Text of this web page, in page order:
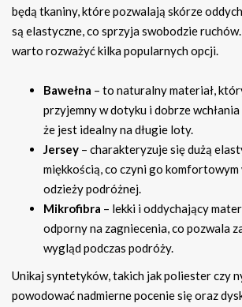
będą tkaniny, które pozwalają skórze
są elastyczne, co sprzyja swobodzie
warto rozważyć kilka popularnych opcji.
Bawełna – to naturalny materiał,
przyjemny w dotyku i dobrze
że jest idealny na długie loty.
Jersey – charakteryzuje się dużą
miękkością, co czyni go komfortowym
odzieży podróżnej.
Mikrofibra – lekki i oddychający
odporny na zagniecenia, co pozwala
wygląd podczas podróży.
Unikaj syntetyków, takich jak poliester czy
powodować nadmierne pocenie się oraz